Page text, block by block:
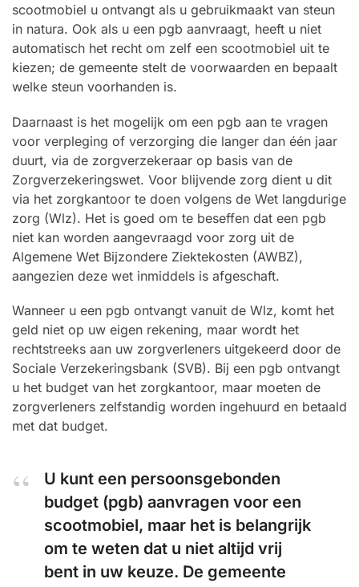
scootmobiel u ontvangt als u gebruikmaakt van steun
in natura. Ook als u een pgb aanvraagt, heeft u niet
automatisch het recht om zelf een scootmobiel uit te
kiezen; de gemeente stelt de voorwaarden en bepaalt
welke steun voorhanden is.
Daarnaast is het mogelijk om een pgb aan te vragen
voor verpleging of verzorging die langer dan één jaar
duurt, via de zorgverzekeraar op basis van de
Zorgverzekeringswet. Voor blijvende zorg dient u dit
via het zorgkantoor te doen volgens de Wet langdurige
zorg (Wlz). Het is goed om te beseffen dat een pgb
niet kan worden aangevraagd voor zorg uit de
Algemene Wet Bijzondere Ziektekosten (AWBZ),
aangezien deze wet inmiddels is afgeschaft.
Wanneer u een pgb ontvangt vanuit de Wlz, komt het
geld niet op uw eigen rekening, maar wordt het
rechtstreeks aan uw zorgverleners uitgekeerd door de
Sociale Verzekeringsbank (SVB). Bij een pgb ontvangt
u het budget van het zorgkantoor, maar moeten de
zorgverleners zelfstandig worden ingehuurd en betaald
met dat budget.
U kunt een persoonsgebonden
budget (pgb) aanvragen voor een
scootmobiel, maar het is belangrijk
om te weten dat u niet altijd vrij
bent in uw keuze. De gemeente